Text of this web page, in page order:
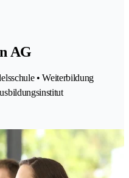
AG
• Weiterbildung